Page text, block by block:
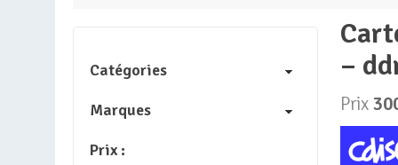
Mini PC
PC Tout-en-un
carte mère – msi – mag x670e tomahawk wifi – amd socket am5
–
Prix
Catégories
Marques
Prix :